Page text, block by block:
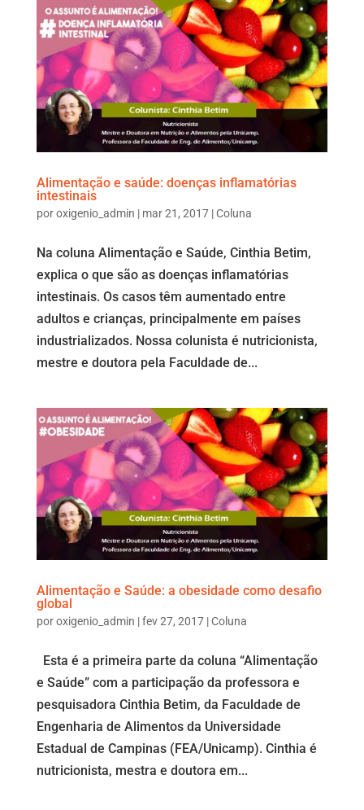
Alimentação e saúde: doenças inflamatórias
intestinais
poroxigenio_admin | mar 21, 2017|Coluna
Na coluna Alimentação e Saúde, Cinthia Betim,
explica o que são as doenças inflamatórias
intestinais. Os casos têm aumentado entre
adultos e crianças, principalmente em países
industrializados. Nossa colunista é nutricionista,
mestre e doutora pela Faculdade de...
Alimentação e Saúde: a obesidade como desafio
global
poroxigenio_admin |fev 27, 2017|Coluna
Esta é a primeira parte da coluna “Alimentação
e Saúde” com a participação da professora e
pesquisadora Cinthia Betim, da Faculdade de
Engenharia de Alimentos da Universidade
Estadual de Campinas (FEA/Unicamp). Cinthia é
nutricionista, mestra e doutora em...